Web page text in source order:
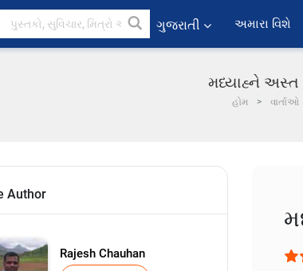
ગુજરાતી અમારા વિશે
મધ્યાહ્ને અસ્ત
હોમ વાર્તાઓ
Author
Rajesh Chauhan